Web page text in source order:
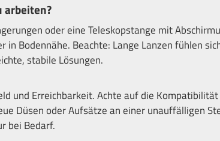
arbeiten?
oder eine Teleskopstange mit
Bodennähe. Beachte: Lange Lanzen fühlen
stabile Lösungen.
und Erreichbarkeit. Achte auf die
Düsen oder Aufsätze an einer unauffälligen
bei Bedarf.